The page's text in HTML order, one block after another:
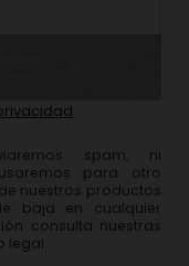
spam, ni
para otro
nuestros productos
baja en cualquier
consulta nuestras
legal.